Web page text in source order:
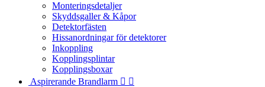
Monteringsdetaljer
Skyddsgaller & Kåpor
Detektorfästen
Hissanordningar för detektorer
Inkoppling
Kopplingsplintar
Kopplingsboxar
Aspirerande Brandlarm  